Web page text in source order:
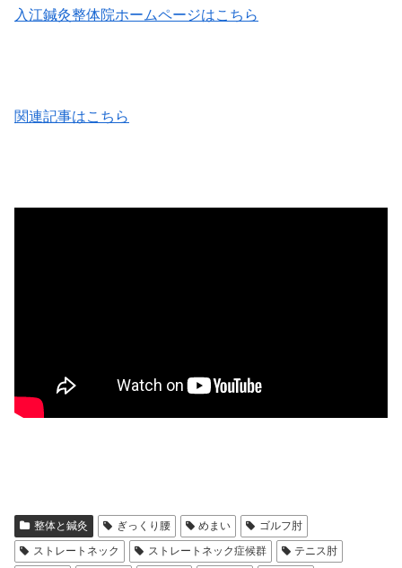
入江鍼灸整体院ホームページはこちら
関連記事はこちら
整体と鍼灸 ぎっくり腰 めまい
ゴルフ肘
ストレートネック
ストレートネック症候群 テニス肘